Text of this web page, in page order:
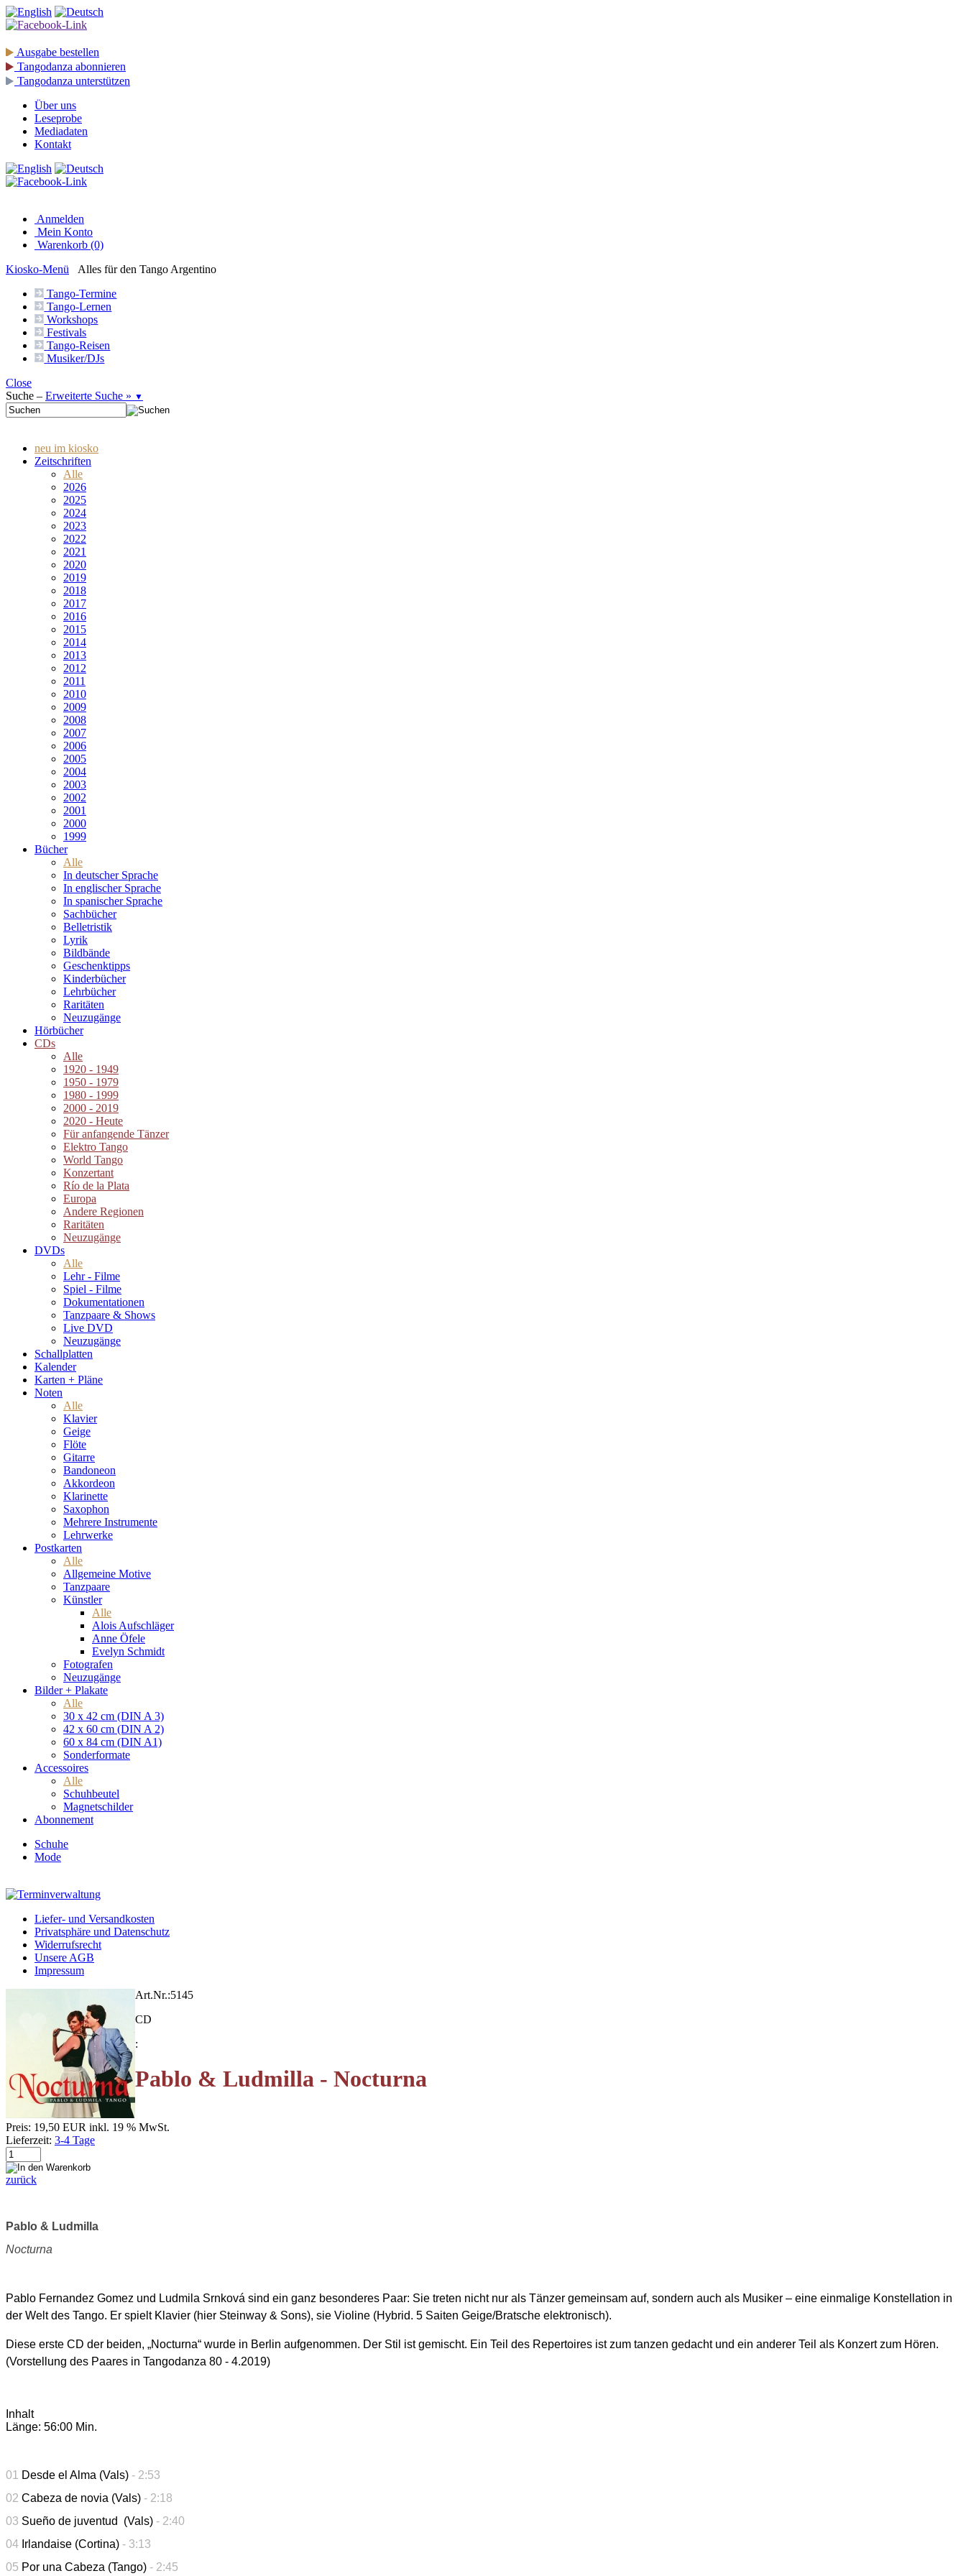
Ausgabe bestellen
Tangodanza abonnieren
Tangodanza unterstützen
Über uns
Leseprobe
Mediadaten
Kontakt
Anmelden
Mein Konto
Warenkorb (0)
Kiosko-Menü
Alles für den Tango Argentino
Tango-Termine
Tango-Lernen
Workshops
Festivals
Tango-Reisen
Musiker/DJs
Close
Suche – Erweiterte Suche » ▼
neu im kiosko
Zeitschriften
Alle
2026
2025
2024
2023
2022
2021
2020
2019
2018
2017
2016
2015
2014
2013
2012
2011
2010
2009
2008
2007
2006
2005
2004
2003
2002
2001
2000
1999
Bücher
Alle
In deutscher Sprache
In englischer Sprache
In spanischer Sprache
Sachbücher
Belletristik
Lyrik
Bildbände
Geschenktipps
Kinderbücher
Lehrbücher
Raritäten
Neuzugänge
Hörbücher
CDs
Alle
1920 - 1949
1950 - 1979
1980 - 1999
2000 - 2019
2020 - Heute
Für anfangende Tänzer
Elektro Tango
World Tango
Konzertant
Río de la Plata
Europa
Andere Regionen
Raritäten
Neuzugänge
DVDs
Alle
Lehr - Filme
Spiel - Filme
Dokumentationen
Tanzpaare & Shows
Live DVD
Neuzugänge
Schallplatten
Kalender
Karten + Pläne
Noten
Alle
Klavier
Geige
Flöte
Gitarre
Bandoneon
Akkordeon
Klarinette
Saxophon
Mehrere Instrumente
Lehrwerke
Postkarten
Alle
Allgemeine Motive
Tanzpaare
Künstler
Alle
Alois Aufschläger
Anne Öfele
Evelyn Schmidt
Fotografen
Neuzugänge
Bilder + Plakate
Alle
30 x 42 cm (DIN A 3)
42 x 60 cm (DIN A 2)
60 x 84 cm (DIN A1)
Sonderformate
Accessoires
Alle
Schuhbeutel
Magnetschilder
Abonnement
Schuhe
Mode
Liefer- und Versandkosten
Privatsphäre und Datenschutz
Widerrufsrecht
Unsere AGB
Impressum
Art.Nr.:5145
CD
:
Pablo & Ludmilla - Nocturna
Preis: 19,50 EUR inkl. 19 % MwSt.
Lieferzeit: 3-4 Tage
zurück
Pablo & Ludmilla
Nocturna
Pablo Fernandez Gomez und Ludmila Srnková sind ein ganz besonderes Paar: Sie treten nicht nur als Tänzer gemeinsam auf, sondern auch als Musiker – eine einmalige Konstellation in
der Welt des Tango. Er spielt Klavier (hier Steinway & Sons), sie Violine (Hybrid. 5 Saiten Geige/Bratsche elektronisch).
Diese erste CD der beiden, „Nocturna“ wurde in Berlin aufgenommen. Der Stil ist gemischt. Ein Teil des Repertoires ist zum tanzen gedacht und ein anderer Teil als Konzert zum Hören.
(Vorstellung des Paares in Tangodanza 80 - 4.2019)
Inhalt
Länge: 56:00 Min.
01 Desde el Alma (Vals) - 2:53
02 Cabeza de novia (Vals) - 2:18
03 Sueño de juventud (Vals) - 2:40
04 Irlandaise (Cortina) - 3:13
05 Por una Cabeza (Tango) - 2:45